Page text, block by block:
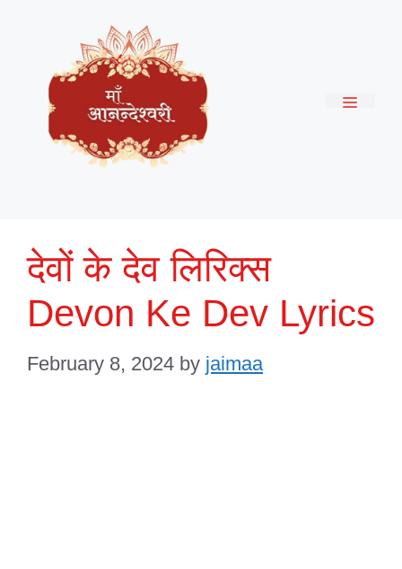
content
देवों के देव लिरिक्स
Devon Ke Dev Lyrics
February 8, 2024 by jaimaa